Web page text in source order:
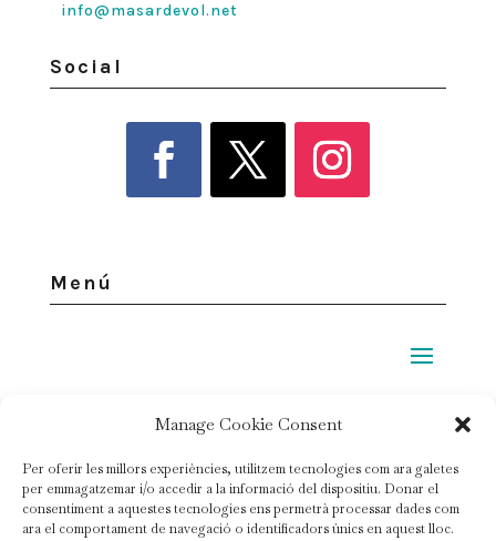
Manage Cookie Consent
Per oferir les millors experiències, utilitzem tecnologies com ara galetes
per emmagatzemar i/o accedir a la informació del dispositiu. Donar el
consentiment a aquestes tecnologies ens permetrà processar dades com
ara el comportament de navegació o identificadors únics en aquest lloc.
info@masardevol.net
Social
Menú
Política de privacidad
Política de cookies